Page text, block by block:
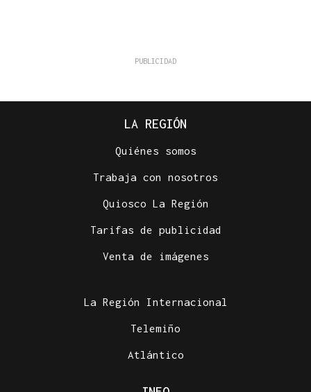
LA REGIÓN
Quiénes somos
Trabaja con nosotros
Quiosco La Región
Tarifas de publicidad
Venta de imágenes
La Región Internacional
Telemiño
Atlántico